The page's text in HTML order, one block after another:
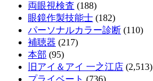
両眼視検査 (188)
眼鏡作製技能士 (182)
パーソナルカラー診断 (110)
補聴器 (217)
本部 (95)
旧アイ＆アイ 一之江店 (2,513)
プライベート (736)